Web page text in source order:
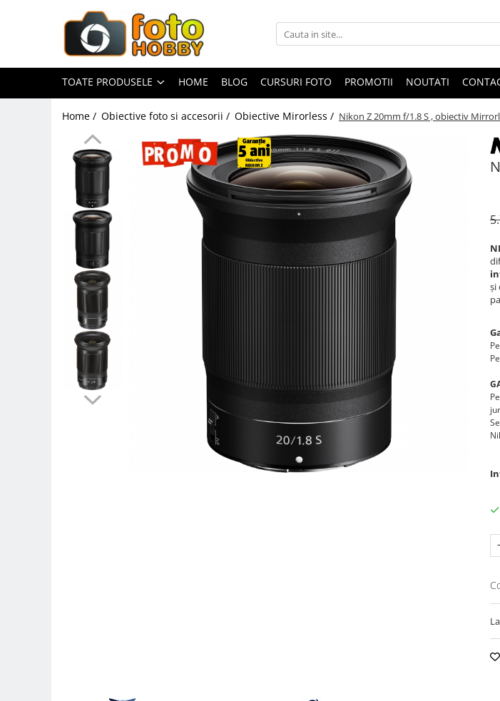
Toate Produsele
Aparate Foto
Aparate Foto Mirrorless
Aparate Foto DSLR
Aparate Foto Compacte
Aparate foto instant
Obiective foto si accesorii
Obiective Mirorless
Obiective DSLR
Huse si tocuri protectie obiective
Obiective Cinematice
Teleconvertoare
Adaptoare montura / baioneta
Capace obiectiv si camera
TOATE PRODUSELE HOME BLOG CURSURI FOTO PROMOTII NOUTATI
Home / Obiective foto si accesorii / Obiective Mirorless / Nikon Z 20mm f/1.8 S , obiectiv
și